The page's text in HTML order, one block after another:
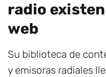
radio
web
Su biblioteca de
y emisoras radiales